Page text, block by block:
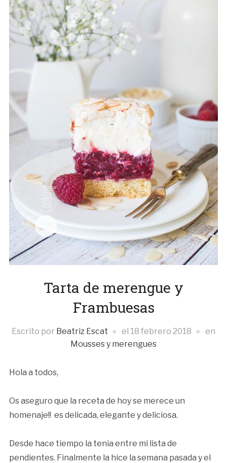
Tarta de merengue y
Frambuesas
Escrito por Beatriz Escat el 18 febrero 2018
en
Mousses y merengues
Hola a todos,
Os aseguro que la receta de hoy se merece un
homenaje!! es delicada, elegante y deliciosa.
Desde hace tiempo la tenia entre mi lista de
pendientes. Finalmente la hice la semana pasada y el